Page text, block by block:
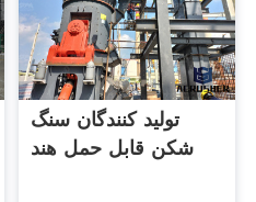
تولید کنندگان سنگ
شکن قابل حمل هند